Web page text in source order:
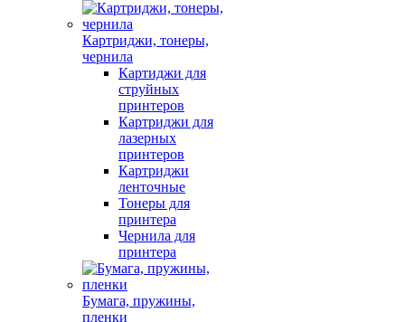
Картриджи, тонеры,
чернила
Картиджи для
струйных
принтеров
Картриджи для
лазерных
принтеров
Картриджи
ленточные
Тонеры для
принтера
Чернила для
принтера
Бумага, пружины,
пленки